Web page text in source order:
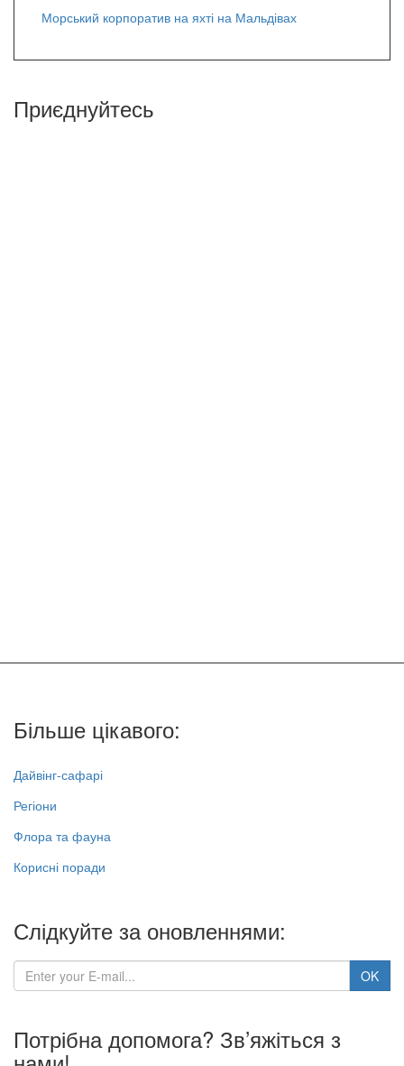
Морський корпоратив на яхті на Мальдівах
Приєднуйтесь
Більше цікавого:
Дайвінг-сафарі
Регіони
Флора та фауна
Корисні поради
Слідкуйте за оновленнями:
Потрібна допомога? Зв’яжіться з